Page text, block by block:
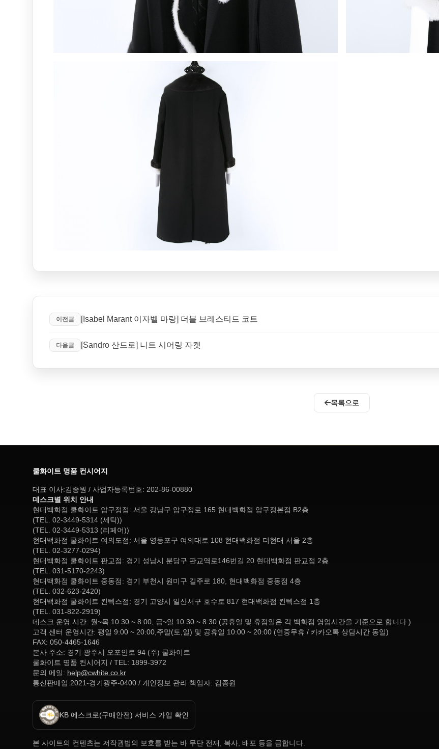
이전글 [Isabel Marant 이자벨 마랑] 더블 브레스티드 코트
다음글 [Sandro 산드로] 니트 시어링 자켓
목록으로
쿨화이트 명품 컨시어지
대표 이사:김종원 / 사업자등록번호: 202-86-00880
데스크별 위치 안내
현대백화점 쿨화이트 압구정점: 서울 강남구 압구정로 165 현대백화점 압구정본점 B2층
(TEL. 02-3449-5314 (세탁))
(TEL. 02-3449-5313 (리페어))
현대백화점 쿨화이트 여의도점: 서울 영등포구 여의대로 108 현대백화점 더현대 서울 2층
(TEL. 02-3277-0294)
현대백화점 쿨화이트 판교점: 경기 성남시 분당구 판교역로146번길 20 현대백화점 판교점 2층
(TEL. 031-5170-2243)
현대백화점 쿨화이트 중동점: 경기 부천시 원미구 길주로 180, 현대백화점 중동점 4층
(TEL. 032-623-2420)
현대백화점 쿨화이트 킨텍스점: 경기 고양시 일산서구 호수로 817 현대백화점 킨텍스점 1층
(TEL. 031-822-2919)
데스크 운영 시간: 월~목 10:30 ~ 8:00, 금~일 10:30 ~ 8:30 (공휴일 및 휴점일은 각 백화점 영업시간을 기준으로 합니다.)
고객 센터 운영시간: 평일 9:00 ~ 20:00,주말(토,일) 및 공휴일 10:00 ~ 20:00 (연중무휴 / 카카오톡 상담시간 동일)
FAX: 050-4465-1646
본사 주소: 경기 광주시 오포안로 94 (주) 쿨화이트
쿨화이트 명품 컨시어지 / TEL: 1899-3972
문의 메일: help@cwhite.co.kr
통신판매업:2021-경기광주-0400 / 개인정보 관리 책임자: 김종원
KB 에스크로(구매안전) 서비스 가입 확인
본 사이트의 컨텐츠는 저작권법의 보호를 받는 바 무단 전재, 복사, 배포 등을 금합니다.